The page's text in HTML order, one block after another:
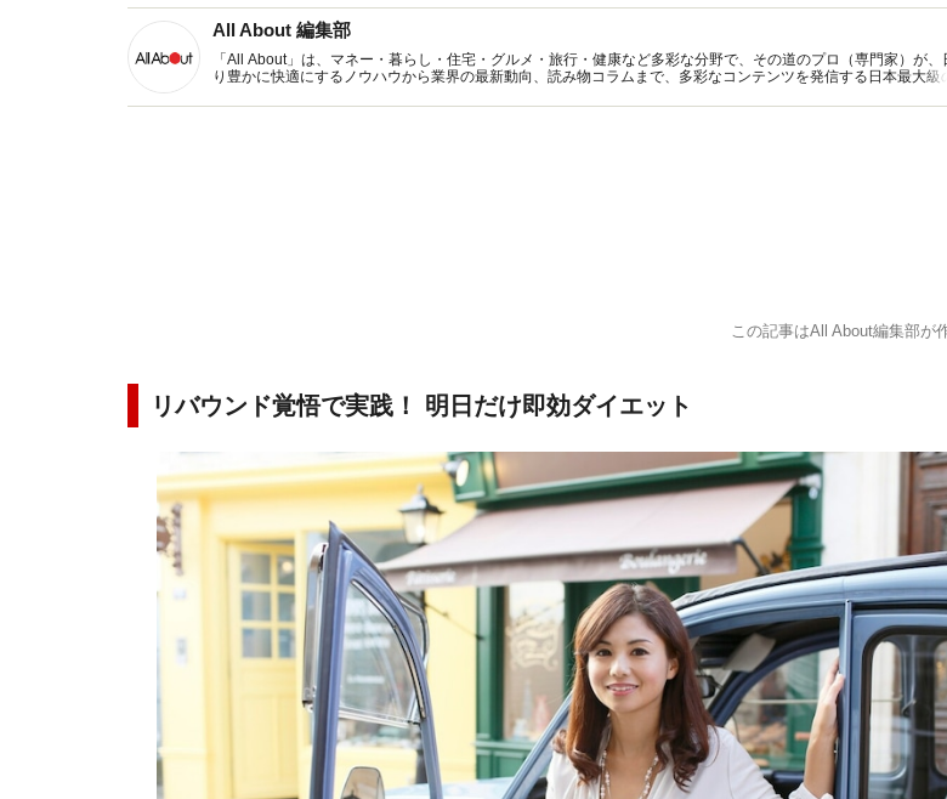
All About 編集部
「All About」は、マネー・暮らし・住宅・グルメ・旅行・健康など多彩な分野で、その道のプロ（専門家）が、
り豊かに快適にするノウハウから業界の最新動向、読み物コラムまで、多彩なコンテンツを発信する日本最大級
この記事はAll About編集部が
リバウンド覚悟で実践！ 明日だけ即効ダイエット